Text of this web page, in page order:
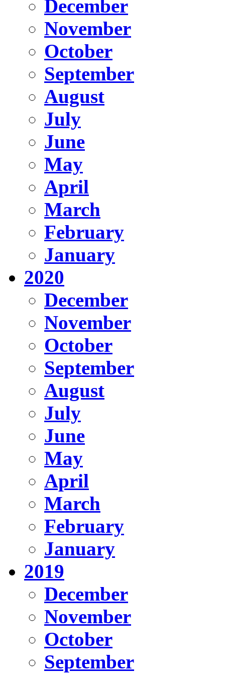
December
November
October
September
August
July
June
May
April
March
February
January
2020
December
November
October
September
August
July
June
May
April
March
February
January
2019
December
November
October
September